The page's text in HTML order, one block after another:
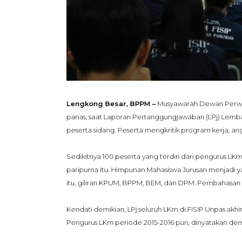
Lengkong Besar, BPPM –Musyawarah Dewan
panas, saat Laporan Pertanggungjawaban (LPj)
peserta sidang. Peserta mengkritik program kerja,
Sedikitnya 100 peserta yang terdiri dari pengurus L
paripurna itu. Himpunan Mahasiswa Jurusan menjadi
itu, giliran KPUM, BPPM, BEM, dan DPM.
Kendati demikian, LPj seluruh LKm di FISIP Unpas
Pengurus LKm periode 2015-2016 pun, dinyatakan